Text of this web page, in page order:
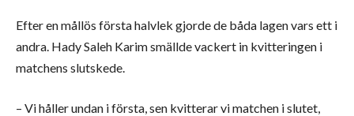
Efter en mållös första halvlek gjorde de båda lagen vars ett i
andra. Hady Saleh Karim smällde vackert in kvitteringen i
matchens slutskede.
– Vi håller undan i första, sen kvitterar vi matchen i slutet,